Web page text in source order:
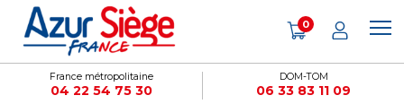
France métropolitaine
04 22 54 75 30
DOM-TOM
06 33 83 11 09
0
Panneau de gestion des cookies